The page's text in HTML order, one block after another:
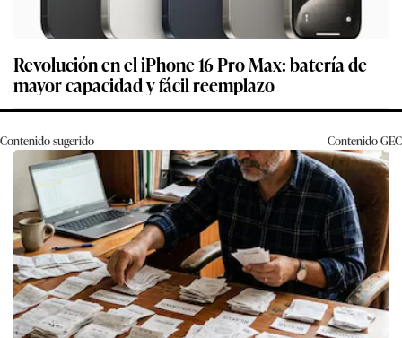
Revolución en el iPhone 16 Pro Max: batería de
mayor capacidad y fácil reemplazo
Contenido sugerido ContenidoGEC